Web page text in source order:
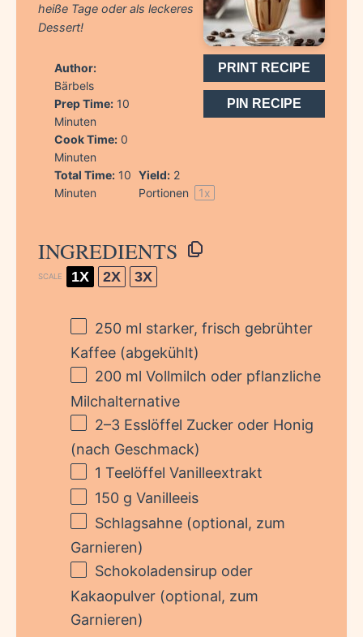
PRINT RECIPE
PIN RECIPE
heiße Tage oder als leckeres
Dessert!
Author:
Bärbels
Prep Time: 10
Minuten
Cook Time: 0
Minuten
Total Time: 10
Minuten
Yield: 2
Portionen
1x
INGREDIENTS
SCALE 1X 2X 3X
250 ml starker, frisch gebrühter
Kaffee (abgekühlt)
200 ml Vollmilch oder pflanzliche
Milchalternative
2–3 Esslöffel Zucker oder Honig
(nach Geschmack)
1 Teelöffel Vanilleextrakt
150 g Vanilleeis
Schlagsahne (optional, zum
Garnieren)
Schokoladensirup oder
Kakaopulver (optional, zum
Garnieren)